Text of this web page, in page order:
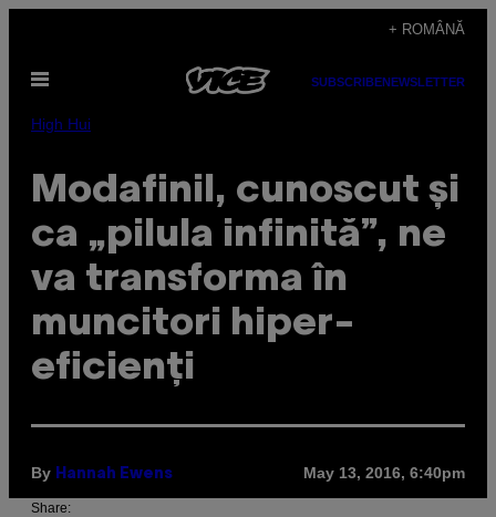
content
+ ROMÂNĂ
Open
SUBSCRIBENEWSLETTER
High Hui
Modafinil, cunoscut și
ca „pilula infinită”, ne
va transforma în
muncitori hiper-
eficienți
By Hannah Ewens May 13, 2016, 6:40pm
Share: